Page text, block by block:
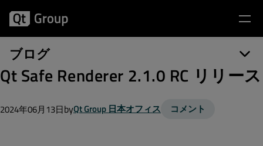
ブログ
Qt Safe Renderer 2.1.0 RC リリース
2024年06月13日byQt Group 日本オフィス コメント